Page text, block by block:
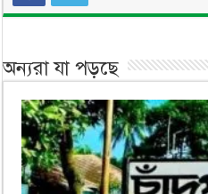
অন্যরা যা পড়ছে